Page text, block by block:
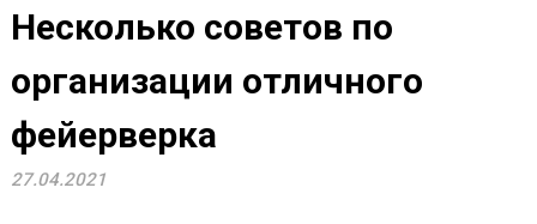
Несколько советов по
организации отличного
фейерверка
27.04.2021